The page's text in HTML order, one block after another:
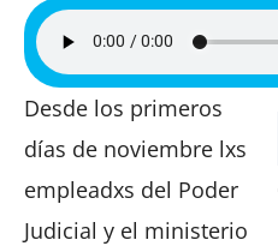
Desde los primeros
días de noviembre lxs
empleadxs del Poder
Judicial y el ministerio